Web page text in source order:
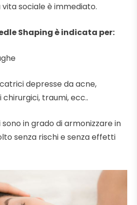
sociale è immediato.
Shaping è indicata per:
depresse da acne,
traumi, ecc..
in grado di armonizzare in
senza rischi e senza effetti